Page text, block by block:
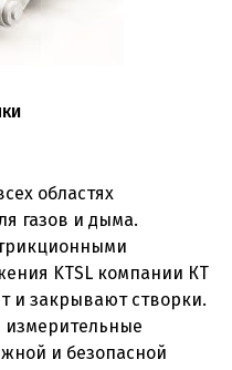
областях
газов и дыма.
KTSL компании КТ
и закрывают створки.
измерительные
и безопасной